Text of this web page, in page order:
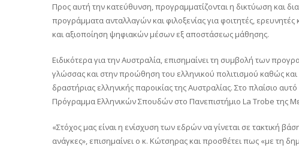
Προς αυτή την κατεύθυνση, προγραμματίζονται η δικτύωση και
προγράμματα ανταλλαγών και φιλοξενίας για φοιτητές,
και αξιοποίηση ψηφιακών μέσων εξ αποστάσεως μάθησης.
Ειδικότερα για την Αυστραλία, επισημαίνει τη συμβολή των
γλώσσας και στην προώθηση του ελληνικού πολιτισμού καθώς
δραστήριας ελληνικής παροικίας της Αυστραλίας. Στο πλαίσιο
Πρόγραμμα Ελληνικών Σπουδών στο Πανεπιστήμιο La Trobe της
«Στόχος μας είναι η ενίσχυση των εδρών να γίνεται σε τακτική
ανάγκες», επισημαίνει ο κ. Κώτσηρας και προσθέτει πως «με